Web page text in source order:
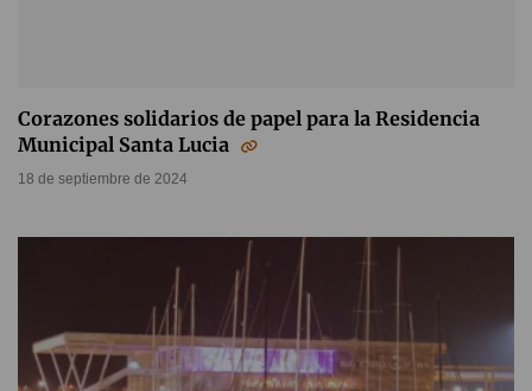
Corazones solidarios de papel para la Residencia
Municipal Santa Lucia
18 de septiembre de 2024